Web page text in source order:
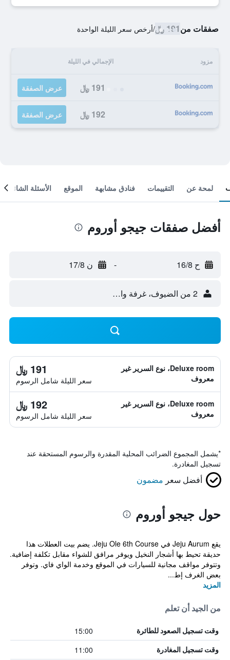
صفقات من191 ﷼ /أرخص سعر الليلة الواحدة
مزود الإجمالي في الليلة
191 ﷼ عرض الصفقة
192 ﷼ عرض الصفقة
لمحة عن التقييمات فنادق مشابهة الموقع الأسئلة الشائعة
أفضل صفقات جيجو أوروم
ح 16/8 - ن 17/8
2 من الضيوف، غرفة واحدة
Deluxe room، نوع السرير غير
معروف
191 ﷼
سعر الليلة شامل الرسوم
Deluxe room، نوع السرير غير
معروف
192 ﷼
سعر الليلة شامل الرسوم
*يشمل المجموع الضرائب المحلية المقدرة والرسوم المستحقة عند
تسجيل المغادرة.
أفضل سعر مضمون
حول جيجو أوروم
يقع Jeju Aurum في Jeju Ole 6th Course. يضم بيت العطلات هذا
حديقة تحيط بها أشجار النخيل ويوفر مرافق للشواء مقابل تكلفة إضافية.
وتتوفر مواقف مجانية للسيارات في الموقع وخدمة الواي فاي. وتوفر
بعض الغرف إط...
المزيد
من الجيد أن تعلم
وقت تسجيل الصعود للطائرة 15:00
وقت تسجيل المغادرة 11:00